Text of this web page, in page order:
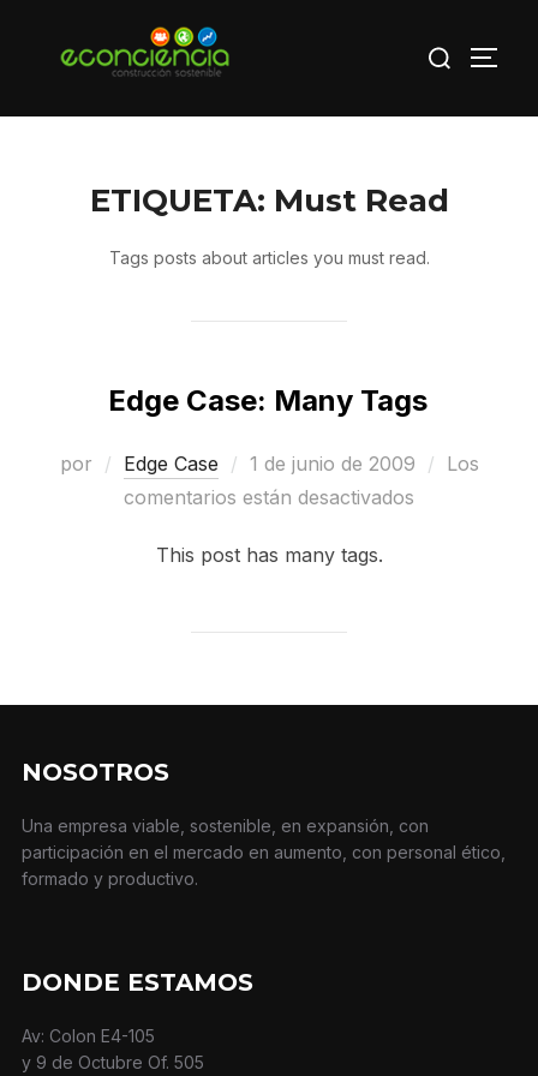
ETIQUETA: Must Read
Tags posts about articles you must read.
Edge Case: Many Tags
por Edge Case
Publicado
el
1 de junio de 2009
Los
comentarios están desactivados
This post has many tags.
NOSOTROS
Una empresa viable, sostenible, en expansión, con
participación en el mercado en aumento, con personal ético,
formado y productivo.
DONDE ESTAMOS
Av: Colon E4-105
y 9 de Octubre Of. 505